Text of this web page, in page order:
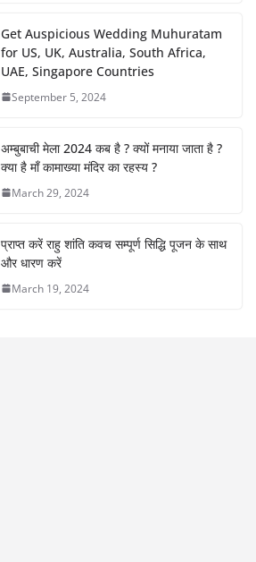
Get Auspicious Wedding Muhuratam
for US, UK, Australia, South Africa,
UAE, Singapore Countries
September 5, 2024
अम्बुबाची मेला 2024 कब है ? क्यों मनाया जाता है ?
क्या है माँ कामाख्या मंदिर का रहस्य ?
March 29, 2024
प्राप्त करें राहु शांति कवच सम्पूर्ण सिद्धि पूजन के साथ
और धारण करें
March 19, 2024